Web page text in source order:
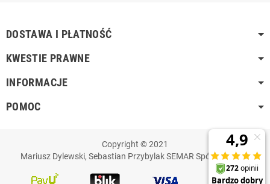
DOSTAWA I PŁATNOŚĆ
KWESTIE PRAWNE
INFORMACJE
POMOC
Copyright © 2021
Mariusz Dylewski, Sebastian Przybylak SEMAR Spółka Jawna